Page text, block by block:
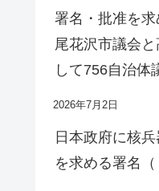
署名・批准を
尾花沢市議会
して756自治体
2026年7月2日
日本政府に核
を求める署名（